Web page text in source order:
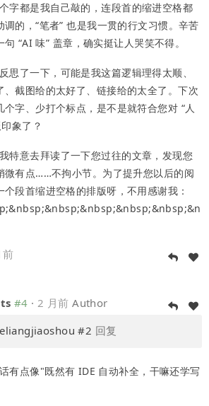
都是我自己敲的，连段首的缩进空格都
调的，“笔者” 也是我一贯的行文习惯。辛苦
“AI 味” 盖章，确实挺让人哭笑不得。
了一下，可能是我这篇逻辑理得太顺、
、截图给的太好了、链接给的太全了。下次
个字、少打个标点，是不是就符合您对 “人
象了？
意去拜读了一下您过往的文章，发现您
微有点……不拘小节。为了提升您以后的阅
段首缩进空格的排版呀，不用感谢我：
#4 · 2 月前 Author
#2 回复
点像"既然有 IDE 自动补全，干嘛还学写